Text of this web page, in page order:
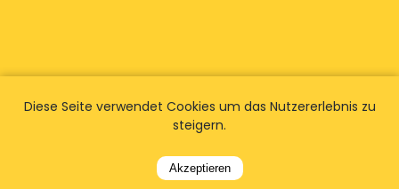
Diese Seite verwendet Cookies um das Nutzererlebnis zu
steigern.
Akzeptieren